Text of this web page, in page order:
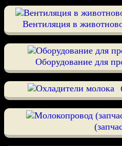
Вентиляция в
Оборудование для